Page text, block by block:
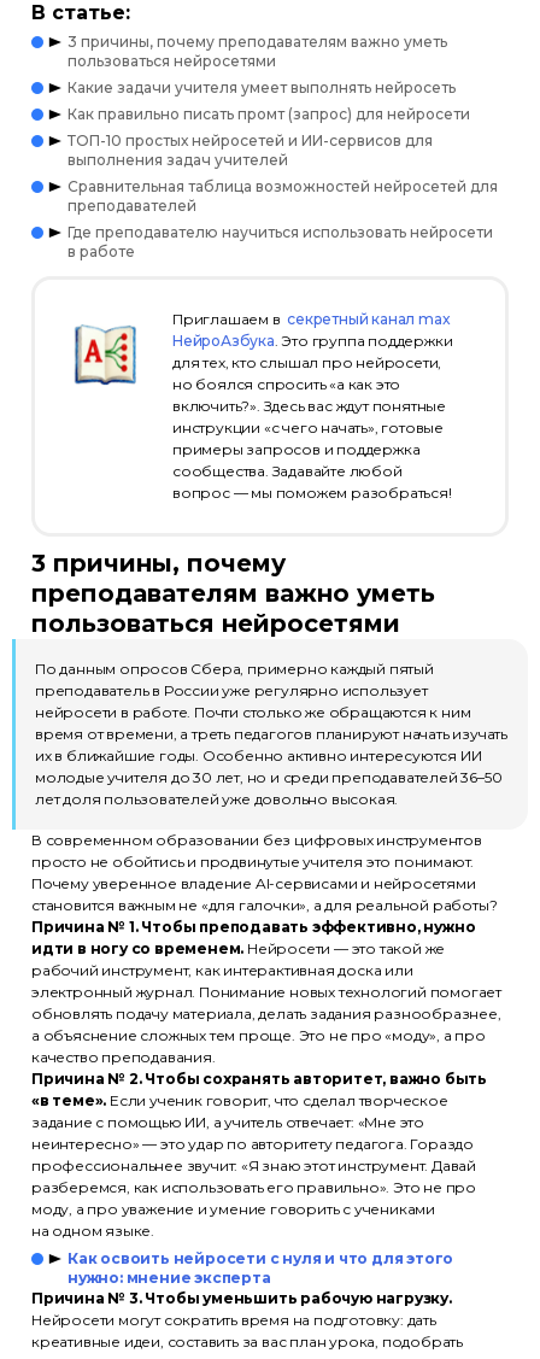
В статье:
3 причины, почему преподавателям важно уметь
пользоваться нейросетями
Какие задачи учителя умеет выполнять нейросеть
Как правильно писать промт (запрос) для нейросети
ТОП-10 простых нейросетей и ИИ-сервисов для
выполнения задач учителей
Сравнительная таблица возможностей нейросетей для
преподавателей
Где преподавателю научиться использовать нейросети
в работе
Приглашаем всекретный канал max
НейроАзбука. Это группа поддержки
для тех, кто слышал про нейросети,
но боялся спросить «а как это
включить?». Здесь вас ждут понятные
инструкции «с чего начать», готовые
примеры запросов и поддержка
сообщества. Задавайте любой
вопрос — мы поможем разобраться!
3 причины, почему
преподавателям важно уметь
пользоваться нейросетями
По данным опросов Сбера, примерно каждый пятый
преподаватель в России уже регулярно использует
нейросети в работе. Почти столько же обращаются к ним
время от времени, а треть педагогов планируют начать изучать
их в ближайшие годы. Особенно активно интересуются ИИ
молодые учителя до 30 лет, но и среди преподавателей 36–50
лет доля пользователей уже довольно высокая.
В современном образовании без цифровых инструментов
просто не обойтись и продвинутые учителя это понимают.
Почему уверенное владение AI-сервисами и нейросетями
становится важным не «для галочки», а для реальной работы?
Причина № 1. Чтобы преподавать эффективно, нужно
идти в ногу со временем. Нейросети — это такой же
рабочий инструмент, как интерактивная доска или
электронный журнал. Понимание новых технологий помогает
обновлять подачу материала, делать задания разнообразнее,
а объяснение сложных тем проще. Это не про «моду», а про
качество преподавания.
Причина № 2. Чтобы сохранять авторитет, важно быть
«в теме». Если ученик говорит, что сделал творческое
задание с помощью ИИ, а учитель отвечает: «Мне это
неинтересно» — это удар по авторитету педагога. Гораздо
профессиональнее звучит: «Я знаю этот инструмент. Давай
разберемся, как использовать его правильно». Это не про
моду, а про уважение и умение говорить с учениками
на одном языке.
Как освоить нейросети с нуля и что для этого
нужно: мнение эксперта
Причина № 3. Чтобы уменьшить рабочую нагрузку.
Нейросети могут сократить время на подготовку: дать
креативные идеи, составить за вас план урока, подобрать